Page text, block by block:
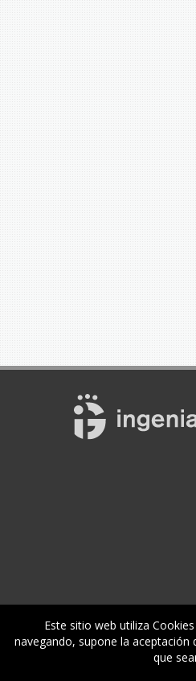
Enplegua
Este sitio web utiliza
navegando, supone la aceptación
que